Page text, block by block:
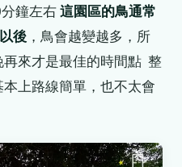
鐘左右這園區的鳥通常
以後 ，鳥會越變越多，所
來才是最佳的時間點 整
上路線簡單，也不太會